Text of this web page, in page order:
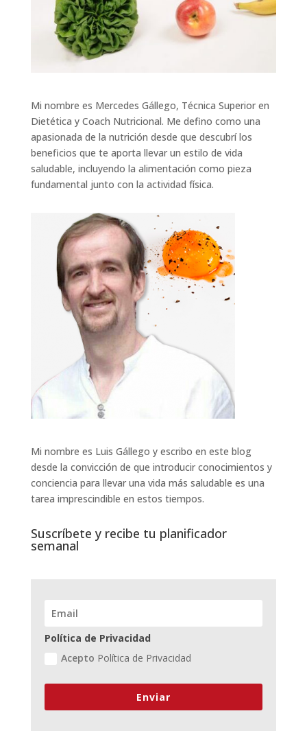
Mi nombre es Mercedes Gállego, Técnica Superior en
Dietética y Coach Nutricional. Me defino como una
apasionada de la nutrición desde que descubrí los
beneficios que te aporta llevar un estilo de vida
saludable, incluyendo la alimentación como pieza
fundamental junto con la actividad física.
Mi nombre es Luis Gállego y escribo en este blog
desde la convicción de que introducir conocimientos y
conciencia para llevar una vida más saludable es una
tarea imprescindible en estos tiempos.
Suscríbete y recibe tu planificador
semanal
Política de Privacidad
Acepto Política de Privacidad
Enviar